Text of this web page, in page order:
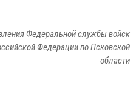
Федеральной службы войск
Федерации по Псковской
области